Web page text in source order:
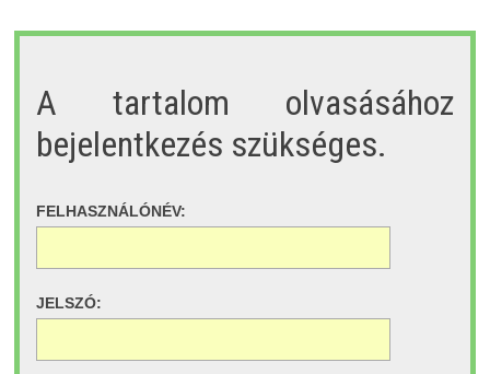
A tartalom olvasásához
bejelentkezés szükséges.
FELHASZNÁLÓNÉV:
JELSZÓ: